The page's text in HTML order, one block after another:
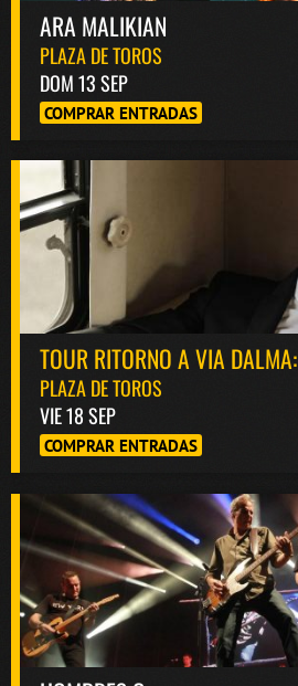
ARA MALIKIAN
PLAZA DE TOROS
DOM 13 SEP
COMPRAR ENTRADAS
TOUR RITORNO A VIA DALMA:
PLAZA DE TOROS
VIE 18 SEP
COMPRAR ENTRADAS